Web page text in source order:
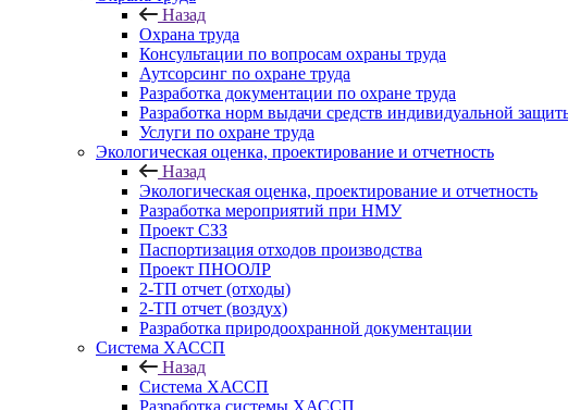
Назад
Охрана труда
Консультации по вопросам охраны труда
Аутсорсинг по охране труда
Разработка документации по охране труда
Разработка норм выдачи средств индивидуальной
Услуги по охране труда
Экологическая оценка, проектирование и отчетность
Назад
Экологическая оценка, проектирование и отчетность
Разработка мероприятий при НМУ
Проект СЗЗ
Паспортизация отходов производства
Проект ПНООЛР
2-ТП отчет (отходы)
2-ТП отчет (воздух)
Разработка природоохранной документации
Система ХАССП
Назад
Система ХАССП
Разработка системы ХАССП